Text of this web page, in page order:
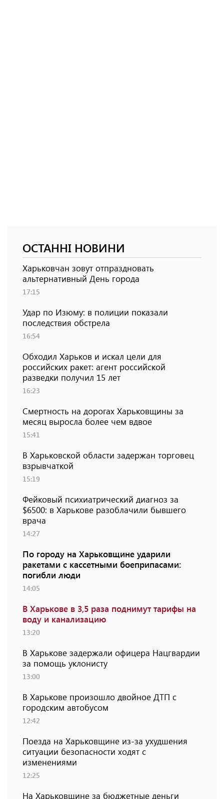
ОСТАННІ НОВИНИ
Харьковчан зовут отпраздновать
альтернативный День города
17:15
Удар по Изюму: в полиции показали
последствия обстрела
16:54
Обходил Харьков и искал цели для
российских ракет: агент российской
разведки получил 15 лет
16:23
Смертность на дорогах Харьковщины за
месяц выросла более чем вдвое
15:41
В Харьковской области задержан торговец
взрывчаткой
15:19
Фейковый психиатрический диагноз за
$6500: в Харькове разоблачили бывшего
врача
14:27
По городу на Харьковщине ударили
ракетами с кассетными боеприпасами:
погибли люди
14:05
В Харькове в 3,5 раза поднимут тарифы на
воду и канализацию
13:20
В Харькове задержали офицера Нацгвардии
за помощь уклонисту
13:00
В Харькове произошло двойное ДТП с
городским автобусом
12:42
Поезда на Харьковщине из-за ухудшения
ситуации безопасности ходят с
изменениями
12:25
На Харьковщине за бюджетные деньги